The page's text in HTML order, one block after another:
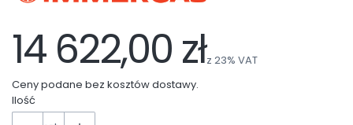
14 622,00 złz 23% VAT
Ceny podane bez kosztów dostawy.
Ilość